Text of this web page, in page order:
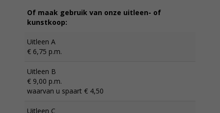
Of maak gebruik van onze uitleen- of
kunstkoop:
Uitleen A
€ 6,75 p.m.
Uitleen B
€ 9,00 p.m.
waarvan u spaart € 4,50
Uitleen C